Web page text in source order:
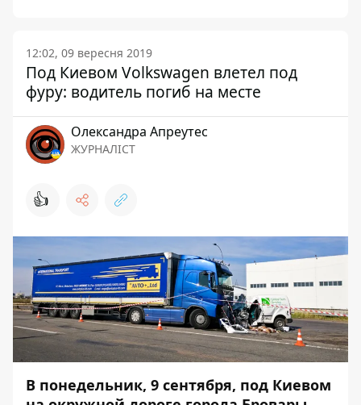
12:02, 09 вересня 2019
Под Киевом Volkswagen влетел под
фуру: водитель погиб на месте
Олександра Апреутес
ЖУРНАЛІСТ
👍
В понедельник, 9 сентября, под Киевом